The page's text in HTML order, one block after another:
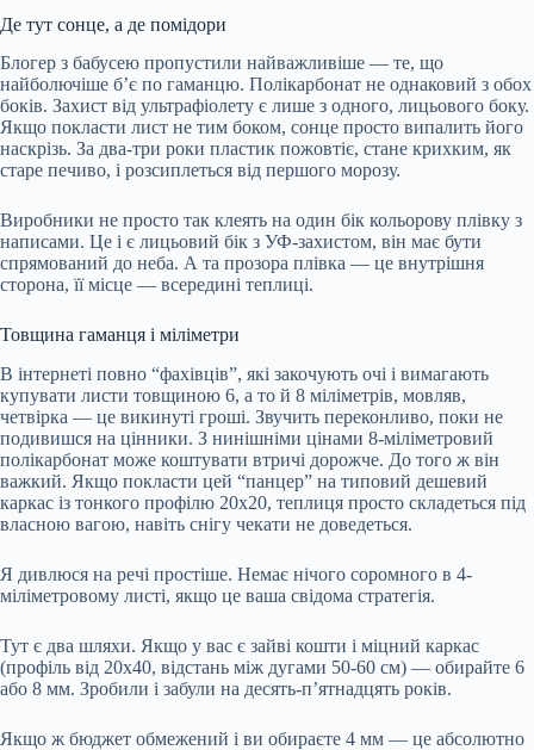
Де тут сонце, а де помідори
Блогер з бабусею пропустили найважливіше — те, що
найболючіше б’є по гаманцю. Полікарбонат не однаковий з обох
боків. Захист від ультрафіолету є лише з одного, лицьового боку.
Якщо покласти лист не тим боком, сонце просто випалить його
наскрізь. За два-три роки пластик пожовтіє, стане крихким, як
старе печиво, і розсиплеться від першого морозу.
Виробники не просто так клеять на один бік кольорову плівку з
написами. Це і є лицьовий бік з УФ-захистом, він має бути
спрямований до неба. А та прозора плівка — це внутрішня
сторона, її місце — всередині теплиці.
Товщина гаманця і міліметри
В інтернеті повно “фахівців”, які закочують очі і вимагають
купувати листи товщиною 6, а то й 8 міліметрів, мовляв,
четвірка — це викинуті гроші. Звучить переконливо, поки не
подивишся на цінники. З нинішніми цінами 8-міліметровий
полікарбонат може коштувати втричі дорожче. До того ж він
важкий. Якщо покласти цей “панцер” на типовий дешевий
каркас із тонкого профілю 20х20, теплиця просто складеться під
власною вагою, навіть снігу чекати не доведеться.
Я дивлюся на речі простіше. Немає нічого соромного в 4-
міліметровому листі, якщо це ваша свідома стратегія.
Тут є два шляхи. Якщо у вас є зайві кошти і міцний каркас
(профіль від 20х40, відстань між дугами 50-60 см) — обирайте 6
або 8 мм. Зробили і забули на десять-п’ятнадцять років.
Якщо ж бюджет обмежений і ви обираєте 4 мм — це абсолютно